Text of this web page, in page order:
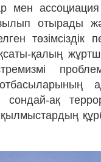
ассоциация
отырады
төзімсіздік
қалың
ақ
қылмыстардың